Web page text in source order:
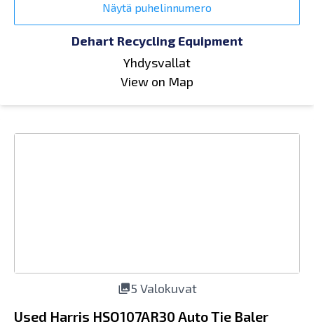
Näytä puhelinnumero
Dehart Recycling Equipment
Yhdysvallat
View on Map
5 Valokuvat
Used Harris HSO107AR30 Auto Tie Baler